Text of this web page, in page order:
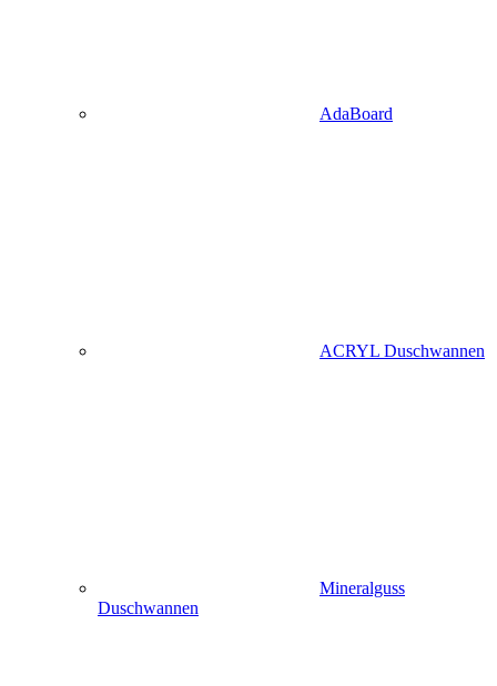
AdaBoard
ACRYL Duschwannen
Mineralguss
Duschwannen